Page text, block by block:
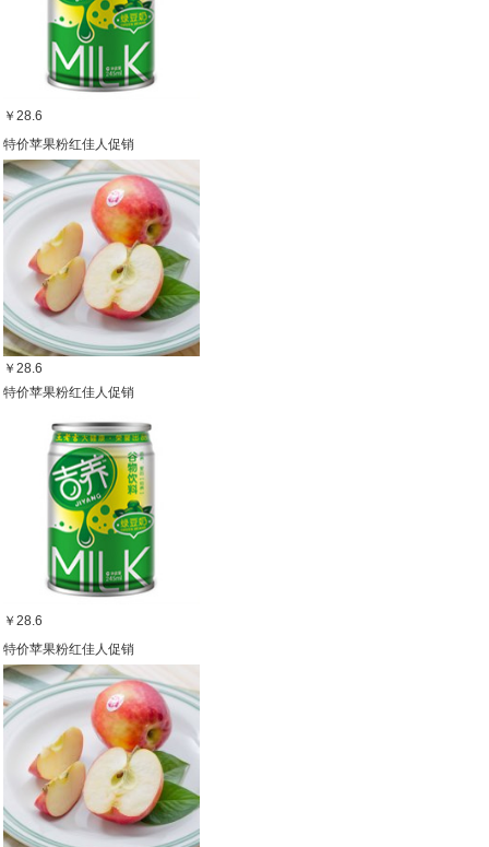
￥28.6
特价苹果粉红佳人促销
￥28.6
特价苹果粉红佳人促销
￥28.6
特价苹果粉红佳人促销